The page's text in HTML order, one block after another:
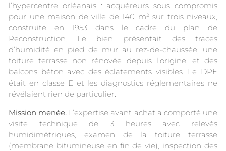
l’hypercentre orléanais : acquéreurs sous compromis
pour une maison de ville de 140 m² sur trois niveaux,
construite en 1953 dans le cadre du plan de
Reconstruction. Le bien présentait des traces
d’humidité en pied de mur au rez-de-chaussée, une
toiture terrasse non rénovée depuis l’origine, et des
balcons béton avec des éclatements visibles. Le DPE
était en classe E et les diagnostics réglementaires ne
révélaient rien de particulier.
Mission menée. L’expertise avant achat a comporté une
visite technique de 3 heures avec relevés
humidimétriques, examen de la toiture terrasse
(membrane bitumineuse en fin de vie), inspection des